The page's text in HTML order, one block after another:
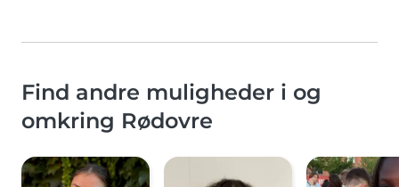
Find andre muligheder i og
omkring Rødovre